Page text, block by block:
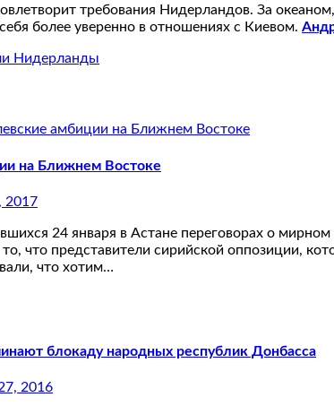
требования Нидерландов. За
более уверенно в отношениях с Киевом.
Нидерланды
на Ближнем Востоке
2017
24 января в Астане переговорах о
что представители сирийской оппозиции,
что хотим…
блокаду народных республик Донбасса
2016